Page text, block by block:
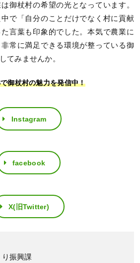
御杖村の希望の光となっています。
で「自分のことだけでなく村に貢献
言葉も印象的でした。本気で農業に
常に満足できる環境が整っている御
てみませんか。
御杖村の魅力を発信中！
Instagram
facebook
X(旧Twitter)
振興課